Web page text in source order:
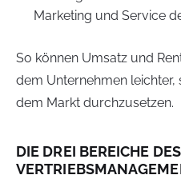
Marketing und Service
So können Umsatz und
dem Unternehmen
dem Markt durchzusetzen.
DIE DREI BEREICHE DES